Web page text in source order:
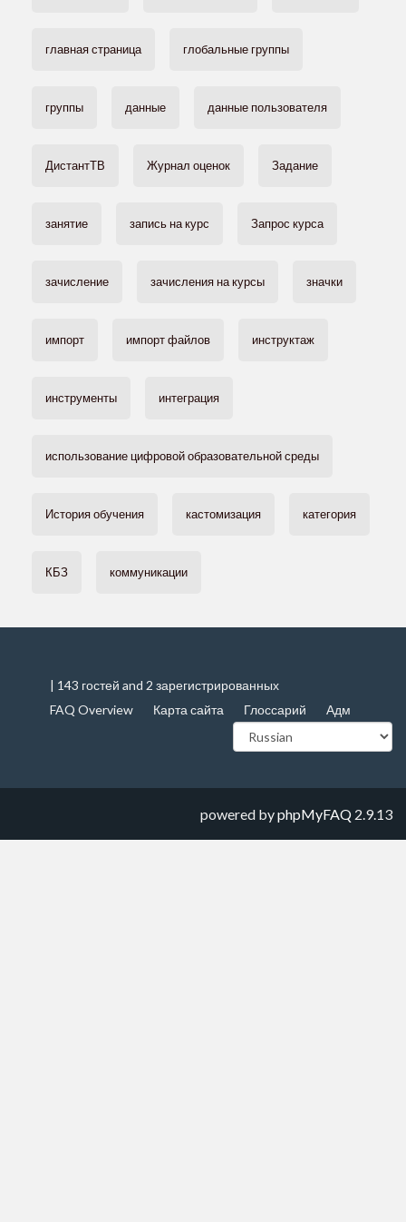
главная страница глобальные группы
группы данные данные пользователя
ДистантТВ Журнал оценок Задание
занятие запись на курс Запрос курса
зачисление зачисления на курсы значки
импорт импорт файлов инструктаж
инструменты интеграция
использование цифровой образовательной среды
История обучения кастомизация категория
КБЗ коммуникации
| 143 гостей and 2 зарегистрированных
FAQ Overview
Карта сайта Глоссарий Адм
powered byphpMyFAQ 2.9.13